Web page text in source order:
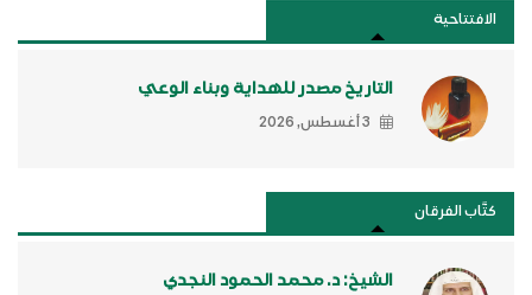
الافتتاحية
التاريخ مصدر للهداية وبناء الوعي
3 أغسطس, 2026
كتَّاب الفرقان
الشيخ: د. محمد الحمود النجدي